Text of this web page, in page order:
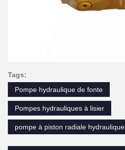
Tags:
Pompe hydraulique de fonte
Pompes hydrauliques à lisier
pompe à piston radiale hydraulique